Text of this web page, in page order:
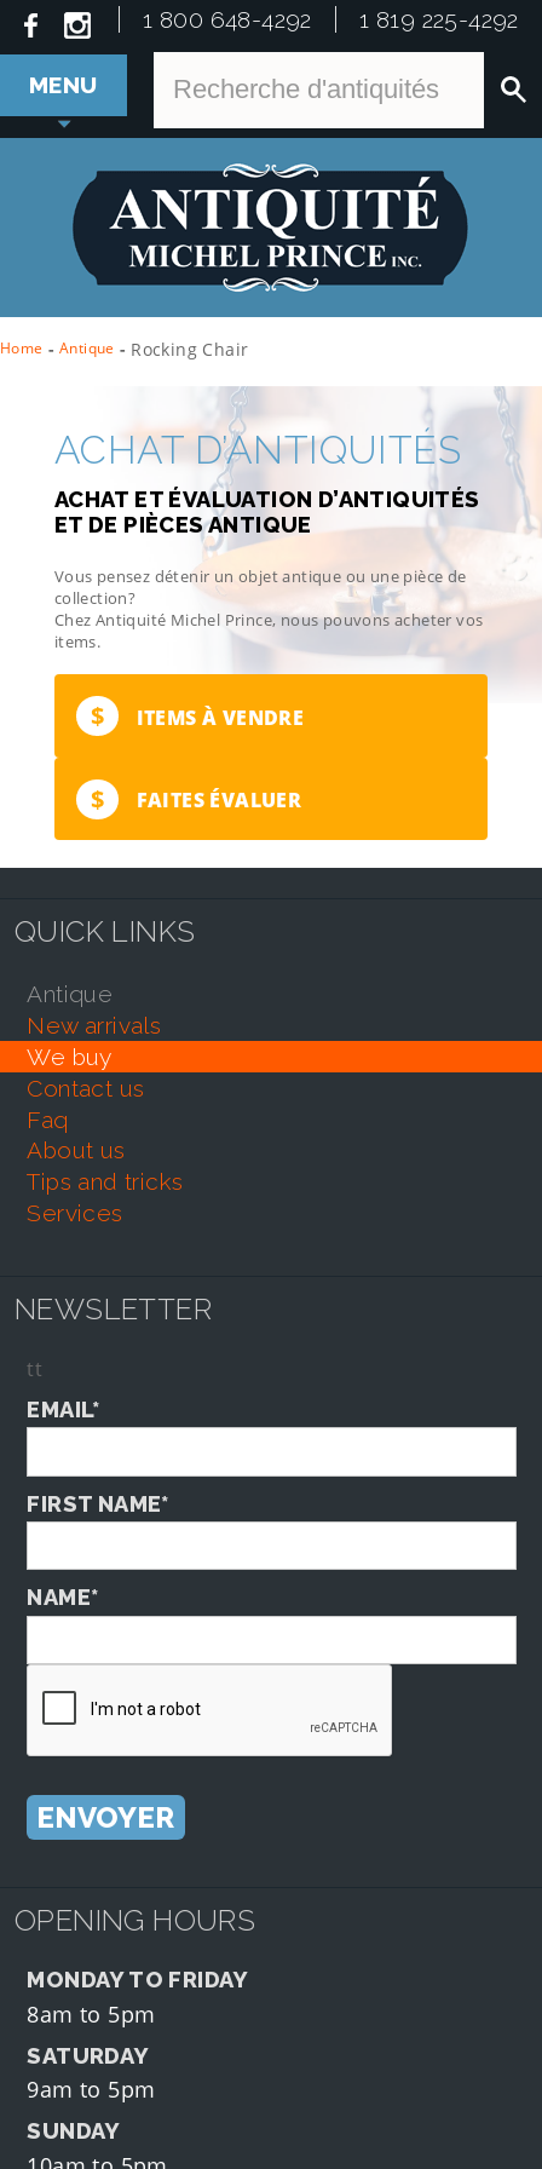
1 800 648-4292 1 819 225-4292
MENU
Home - Antique - Rocking Chair
ACHAT D’ANTIQUITÉS
ACHAT ET ÉVALUATION D’ANTIQUITÉS
ET DE PIÈCES ANTIQUE
Vous pensez détenir un objet antique ou une pièce de
collection?
Chez Antiquité Michel Prince, nous pouvons acheter vos
items.
$ ITEMS À VENDRE
$ FAITES ÉVALUER
QUICK LINKS
antique
new arrivals
we buy
contact us
faq
about us
tips and tricks
services
NEWSLETTER
tt
EMAIL*
FIRST NAME*
NAME*
OPENING HOURS
MONDAY TO FRIDAY
8am to 5pm
SATURDAY
9am to 5pm
SUNDAY